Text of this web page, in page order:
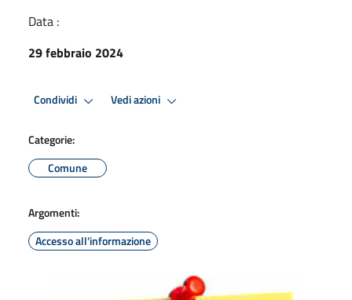
Data :
29 febbraio 2024
Condividi Vedi azioni
Categorie:
Comune
Argomenti:
Accesso all'informazione